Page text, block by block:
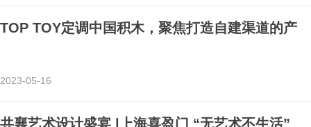
TOP TOY定调中国积木，聚焦打造自建渠道的产
2023-05-16
共襄艺术设计盛宴 |上海喜盈门 “无艺术不生活”